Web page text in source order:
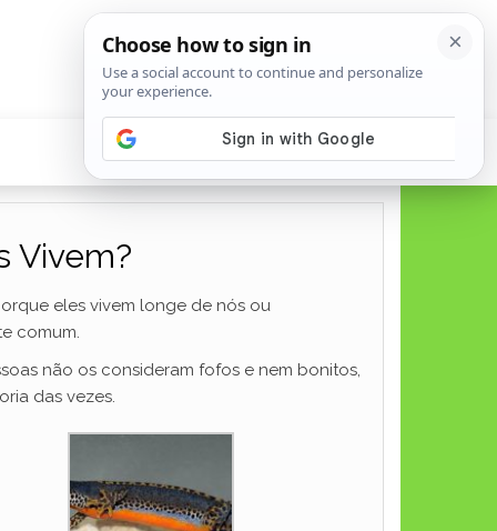
Vivem?
eles vivem longe de nós ou
comum.
não os consideram fofos e nem bonitos,
das vezes.